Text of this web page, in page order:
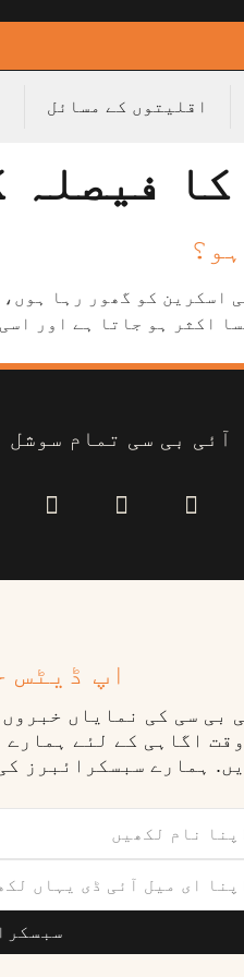
اقلیتوں کے مسائل
فیصلہ
اسکرین کو گھور رہا
اکثر ہو جاتا ہے اور
آئی بی سی تمام سوشل
اپ ڈیٹس
بی سی کی نمایاں
اگاہی کے لئے
ہمارے سبسکرائبرز